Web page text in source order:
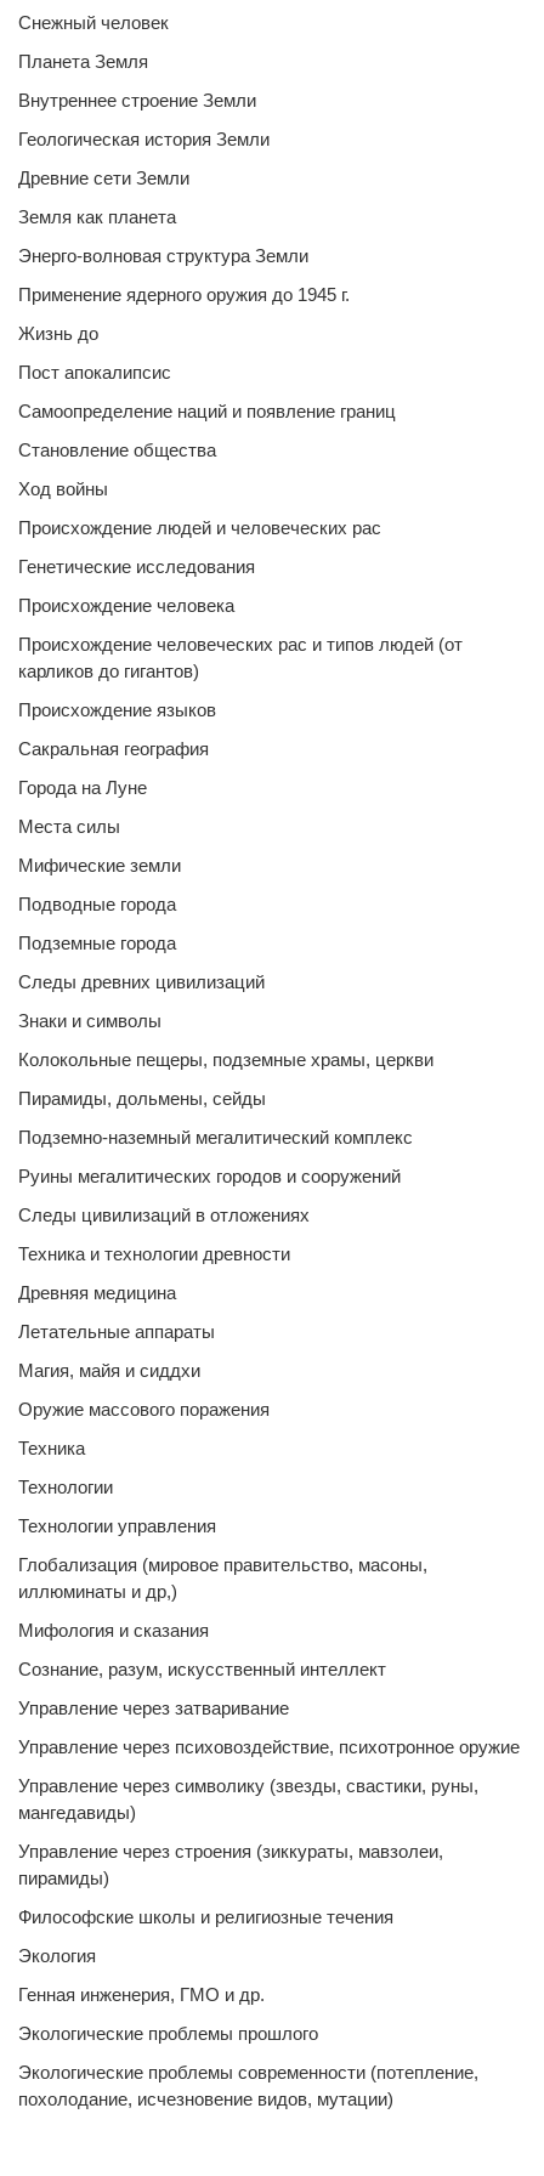
Снежный человек
Планета Земля
Внутреннее строение Земли
Геологическая история Земли
Древние сети Земли
Земля как планета
Энерго-волновая структура Земли
Применение ядерного оружия до 1945 г.
Жизнь до
Пост апокалипсис
Самоопределение наций и появление границ
Становление общества
Ход войны
Происхождение людей и человеческих рас
Генетические исследования
Происхождение человека
Происхождение человеческих рас и типов людей (от
карликов до гигантов)
Происхождение языков
Сакральная география
Города на Луне
Места силы
Мифические земли
Подводные города
Подземные города
Следы древних цивилизаций
Знаки и символы
Колокольные пещеры, подземные храмы, церкви
Пирамиды, дольмены, сейды
Подземно-наземный мегалитический комплекс
Руины мегалитических городов и сооружений
Следы цивилизаций в отложениях
Техника и технологии древности
Древняя медицина
Летательные аппараты
Магия, майя и сиддхи
Оружие массового поражения
Техника
Технологии
Технологии управления
Глобализация (мировое правительство, масоны,
иллюминаты и др,)
Мифология и сказания
Сознание, разум, искусственный интеллект
Управление через затваривание
Управление через психовоздействие, психотронное оружие
Управление через символику (звезды, свастики, руны,
мангедавиды)
Управление через строения (зиккураты, мавзолеи,
пирамиды)
Философские школы и религиозные течения
Экология
Генная инженерия, ГМО и др.
Экологические проблемы прошлого
Экологические проблемы современности (потепление,
похолодание, исчезновение видов, мутации)